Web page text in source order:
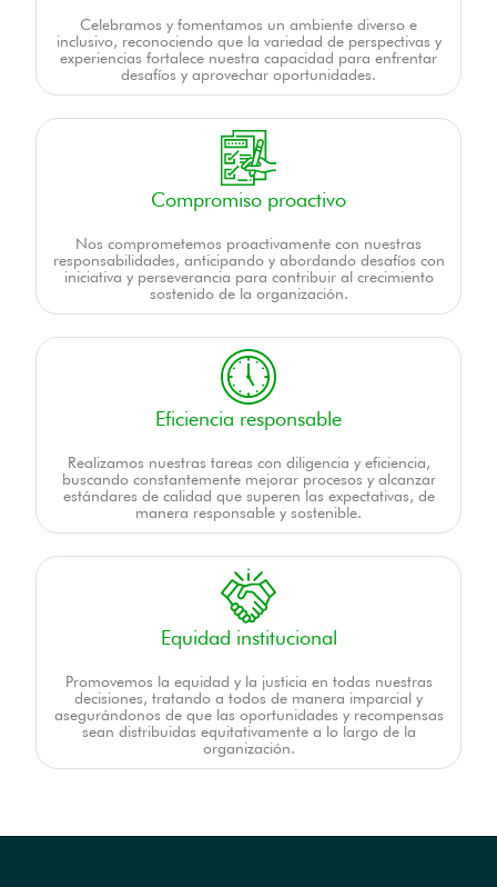
Celebramos y fomentamos un ambiente diverso e
inclusivo, reconociendo que la variedad de perspectivas y
experiencias fortalece nuestra capacidad para enfrentar
desafíos y aprovechar oportunidades.
Compromiso proactivo
Nos comprometemos proactivamente con nuestras
responsabilidades, anticipando y abordando desafíos con
iniciativa y perseverancia para contribuir al crecimiento
sostenido de la organización.
Eficiencia responsable
Realizamos nuestras tareas con diligencia y eficiencia,
buscando constantemente mejorar procesos y alcanzar
estándares de calidad que superen las expectativas, de
manera responsable y sostenible.
Equidad institucional
Promovemos la equidad y la justicia en todas nuestras
decisiones, tratando a todos de manera imparcial y
asegurándonos de que las oportunidades y recompensas
sean distribuidas equitativamente a lo largo de la
organización.